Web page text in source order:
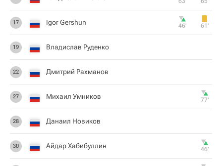
17 Igor Gershun 46‎’‎ 61‎’‎
19 Владислав Руденко
22 Дмитрий Рахманов
27 Михаил Умников 77‎’‎
28 Данаил Новиков
30 Айдар Хабибуллин 46‎’‎